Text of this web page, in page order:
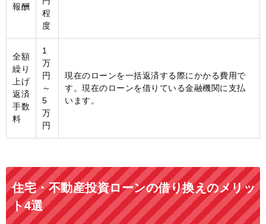
報酬
程
度
全額
繰り
上げ
返済
手数
料
1
万
円
～
5
万
円
現在のローンを一括返済する際にかかる費用で
す。現在のローンを借りている金融機関に支払
います。
住宅・不動産投資ローンの借り換えのメリッ
ト4選